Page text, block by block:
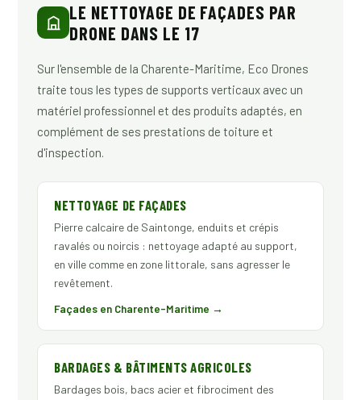
LE NETTOYAGE DE FAÇADES PAR
DRONE DANS LE 17
Sur l'ensemble de la Charente-Maritime, Eco Drones
traite tous les types de supports verticaux avec un
matériel professionnel et des produits adaptés, en
complément de ses prestations de toiture et
d'inspection.
NETTOYAGE DE FAÇADES
Pierre calcaire de Saintonge, enduits et crépis
ravalés ou noircis : nettoyage adapté au support,
en ville comme en zone littorale, sans agresser le
revêtement.
Façades en Charente-Maritime →
BARDAGES & BÂTIMENTS AGRICOLES
Bardages bois, bacs acier et fibrociment des